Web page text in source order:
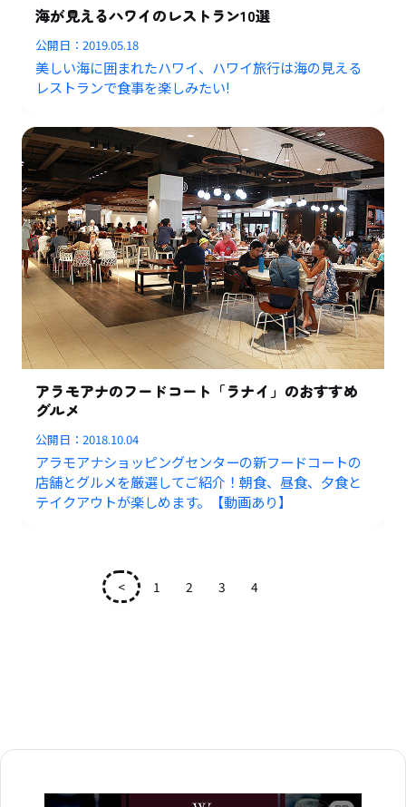
海が見えるハワイのレストラン10選
公開日：2019.05.18
美しい海に囲まれたハワイ、ハワイ旅行は海の見える
レストランで食事を楽しみたい!
アラモアナのフードコート「ラナイ」のおすすめ
グルメ
公開日：2018.10.04
アラモアナショッピングセンターの新フードコートの
店舗とグルメを厳選してご紹介！朝食、昼食、夕食と
テイクアウトが楽しめます。【動画あり】
< 1 2 3 4